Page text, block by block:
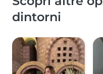
dintorni